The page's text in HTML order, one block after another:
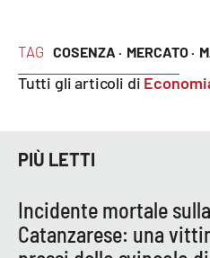
LaC TV
LaC OnAir
EDIZIONI
LOCALI
TAG COSENZA · MERCATO ·
Tutti gli articoli di
PIÙ LETTI
Incidente mortale
Catanzarese: una